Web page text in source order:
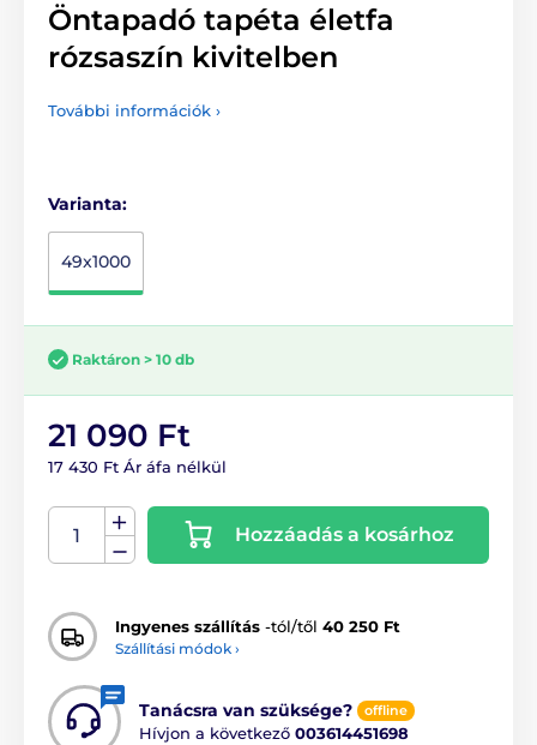
Öntapadó tapéta életfa
rózsaszín kivitelben
További információk ›
Varianta:
49x1000
Raktáron > 10 db
21 090 Ft
17 430 Ft Ár áfa nélkül
Hozzáadás a kosárhoz
Ingyenes szállítás -tól/től 40 250 Ft
Szállítási módok ›
Tanácsra van szüksége? offline
Hívjon a következő 003614451698